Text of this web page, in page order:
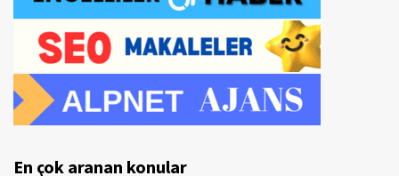
En çok aranan konular